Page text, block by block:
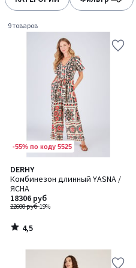
9 товаров
-55% по коду 5525
DERHY
Комбинезон длинный YASNA /
ЯСНА
22600 руб-19%
18306 руб
4,5
/ 5
4,5
/